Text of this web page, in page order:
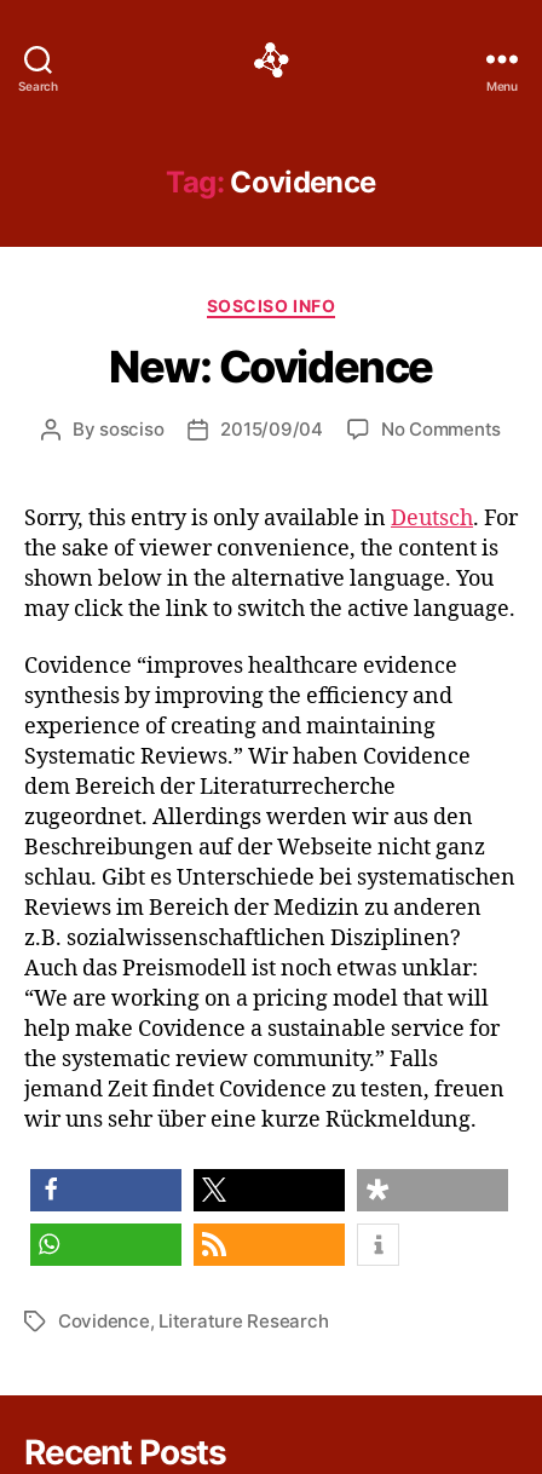
Search Menu
Tag: Covidence
Categories
SOSCISO INFO
New: Covidence
Post
By sosciso
Post2015/09/04 No Commentson
Sorry, this entry is only available inDeutsch. For
the sake of viewer convenience, the content is
shown below in the alternative language. You
may click the link to switch the active language.
Covidence “improves healthcare evidence
synthesis by improving the efficiency and
experience of creating and maintaining
Systematic Reviews.” Wir haben Covidence
dem Bereich der Literaturrecherche
zugeordnet. Allerdings werden wir aus den
Beschreibungen auf der Webseite nicht ganz
schlau. Gibt es Unterschiede bei systematischen
Reviews im Bereich der Medizin zu anderen
z.B. sozialwissenschaftlichen Disziplinen?
Auch das Preismodell ist noch etwas unklar:
“We are working on a pricing model that will
help make Covidence a sustainable service for
the systematic review community.” Falls
jemand Zeit findet Covidence zu testen, freuen
wir uns sehr über eine kurze Rückmeldung.
share share share
TagsCovidence, Literature Research
Recent Posts